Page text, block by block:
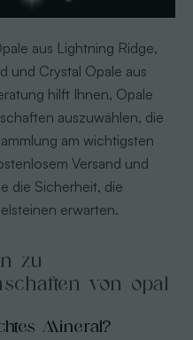
aus Lightning Ridge,
und Crystal Opale aus
hilft Ihnen, Opale
auszuwählen, die
am wichtigsten
Versand und
die Sicherheit, die
erwarten.
zu
von opal
Mineral?